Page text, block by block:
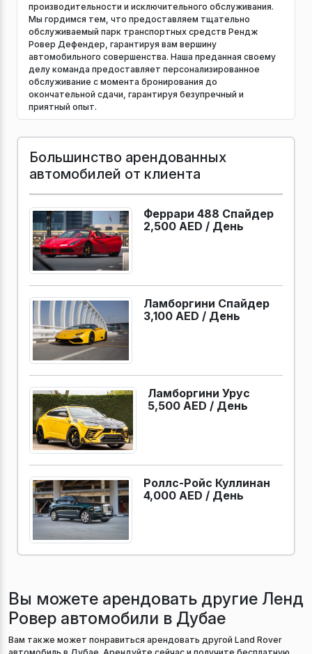
производительности и исключительного обслуживания.
Мы гордимся тем, что предоставляем тщательно
обслуживаемый парк транспортных средств Рендж
Ровер Дефендер, гарантируя вам вершину
автомобильного совершенства. Наша преданная своему
делу команда предоставляет персонализированное
обслуживание с момента бронирования до
окончательной сдачи, гарантируя безупречный и
приятный опыт.
Большинство арендованных
автомобилей от клиента
Феррари 488 Спайдер
2,500 AED / День
Ламборгини Спайдер
3,100 AED / День
Ламборгини Урус
5,500 AED / День
Роллс-Ройс Куллинан
4,000 AED / День
Вы можете арендовать другие Ленд
Ровер автомобили в Дубае
Вам также может понравиться арендовать другой Land Rover
автомобиль в Дубае. Арендуйте сейчас и получите бесплатную